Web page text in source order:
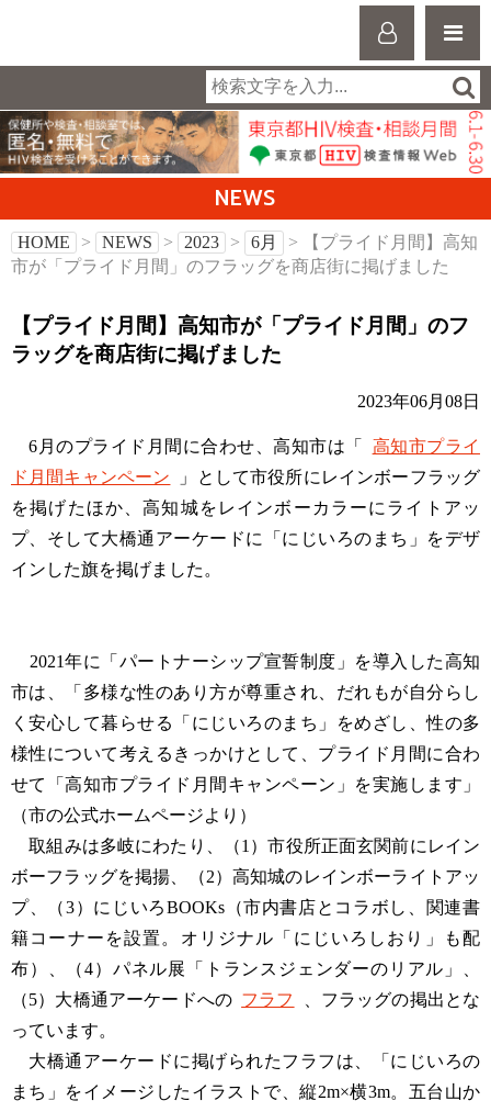
NEWS
HOME > NEWS > 2023 > 6月
> 【プライド月間】高知
市が「プライド月間」のフラッグを商店街に掲げました
【プライド月間】高知市が「プライド月間」のフ
ラッグを商店街に掲げました
2023年06月08日
6月のプライド月間に合わせ、高知市は「
高知市プライ
ド月間キャンペーン
」として市役所にレインボーフラッグ
を掲げたほか、高知城をレインボーカラーにライトアッ
プ、そして大橋通アーケードに「にじいろのまち」をデザ
インした旗を掲げました。
2021年に「パートナーシップ宣誓制度」を導入した高知
市は、「多様な性のあり方が尊重され、だれもが自分らし
く安心して暮らせる「にじいろのまち」をめざし、性の多
様性について考えるきっかけとして、プライド月間に合わ
せて「高知市プライド月間キャンペーン」を実施します」
（市の公式ホームページより）
​取組みは多岐にわたり、（1）市役所正面玄関前にレイン
ボーフラッグを掲揚、（2）高知城のレインボーライトアッ
プ、（3）にじいろBOOKs（市内書店とコラボし、関連書
籍コーナーを設置。オリジナル「にじいろしおり」も配
布）、（4）パネル展「トランスジェンダーのリアル」、
（5）大橋通アーケードへの フラフ
、フラッグの掲出とな
っています。
大橋通アーケードに掲げられたフラフは、「にじいろの
まち」をイメージしたイラストで、縦2m×横3m。五台山か